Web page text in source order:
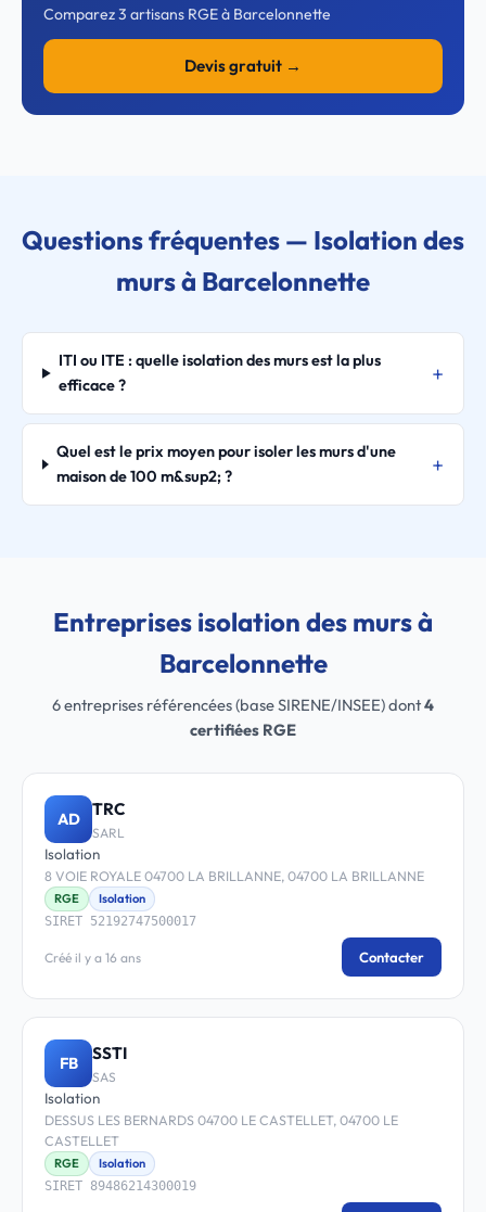
Comparez 3 artisans RGE à Barcelonnette
Devis gratuit →
Questions fréquentes — Isolation des
murs à Barcelonnette
ITI ou ITE : quelle isolation des murs est la plus
efficace ?
Quel est le prix moyen pour isoler les murs d'une
maison de 100 m&sup2; ?
Entreprises isolation des murs à
Barcelonnette
6 entreprises référencées (base SIRENE/INSEE) dont4
certifiées RGE
AD TRC
SARL
Isolation
8 VOIE ROYALE 04700 LA BRILLANNE, 04700 LA BRILLANNE
RGE
Isolation
SIRET 52192747500017
Créé il y a 16 ans Contacter
FB SSTI
SAS
Isolation
DESSUS LES BERNARDS 04700 LE CASTELLET, 04700 LE
CASTELLET
RGE
Isolation
SIRET 89486214300019